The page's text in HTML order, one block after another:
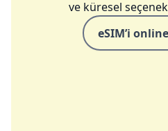
ve küresel
eSIM’i